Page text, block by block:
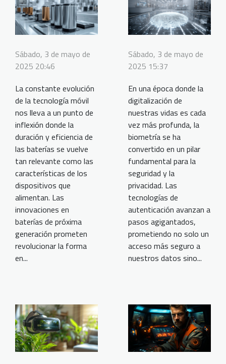
Sábado, 3 de mayo de
2025 20:46
La constante evolución
de la tecnología móvil
nos lleva a un punto de
inflexión donde la
duración y eficiencia de
las baterías se vuelve
tan relevante como las
características de los
dispositivos que
alimentan. Las
innovaciones en
baterías de próxima
generación prometen
revolucionar la forma
en...
Sábado, 3 de mayo de
2025 15:37
En una época donde la
digitalización de
nuestras vidas es cada
vez más profunda, la
biometría se ha
convertido en un pilar
fundamental para la
seguridad y la
privacidad. Las
tecnologías de
autenticación avanzan a
pasos agigantados,
prometiendo no solo un
acceso más seguro a
nuestros datos sino...